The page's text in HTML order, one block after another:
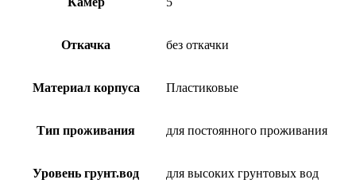
Откачка без откачки
Материал корпуса Пластиковые
Тип проживания для постоянного проживания
Уровень грунт.вод для высоких грунтовых вод